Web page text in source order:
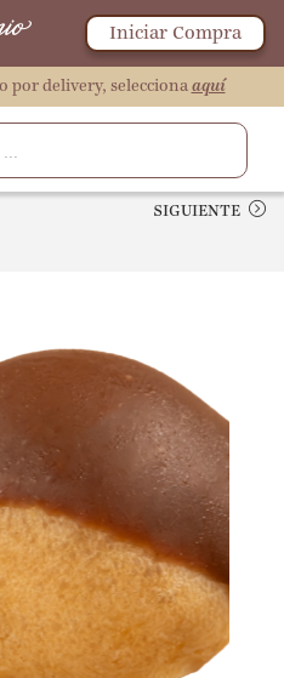
Iniciar Compra
por delivery, selecciona aquí
SIGUIENTE